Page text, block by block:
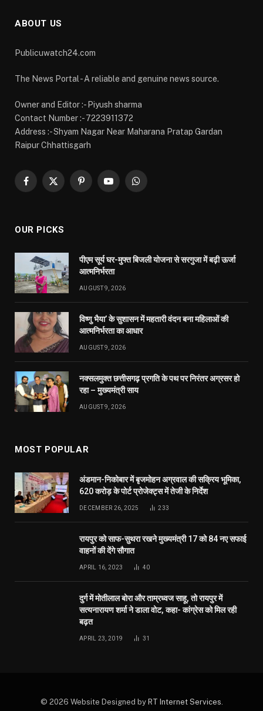
ABOUT US
Publicuwatch24.com
The News Portal - A reliable and genuine news source.
Owner and Editor :- Piyush sharma
Contact Number :- 7223911372
Address :- Shyam Nagar Near Maharana Pratap Gardan
Raipur Chhattisgarh
Facebook
X
PinterestYouTubeWhatsApp
OUR PICKS
पीएम सूर्य घर-मुफ्त बिजली योजना से सरगुजा में बढ़ी ऊर्जा
आत्मनिर्भरता
AUGUST 9, 2026
विष्णु भैया’ के सुशासन में महतारी वंदन बना महिलाओं की
आत्मनिर्भरता का आधार
AUGUST 9, 2026
नक्सलमुक्त छत्तीसगढ़ प्रगति के पथ पर निरंतर अग्रसर हो
रहा – मुख्यमंत्री साय
AUGUST 9, 2026
MOST POPULAR
अंडमान-निकोबार में बृजमोहन अग्रवाल की सक्रिय भूमिका,
620 करोड़ के पोर्ट प्रोजेक्ट्स में तेजी के निर्देश
DECEMBER 26, 2025 233
रायपुर को साफ-सुथरा रखने मुख्यमंत्री 17 को 84 नए सफाई
वाहनों की देंगे सौगात
APRIL 16, 2023 40
दुर्ग में मोतीलाल बोरा और ताम्रध्वज साहू, तो रायपुर में
सत्यनारायण शर्मा ने डाला वोट, कहा- कांग्रेस को मिल रही
बढ़त
APRIL 23, 2019 31
© 2026 Website Designed by RT Internet Services